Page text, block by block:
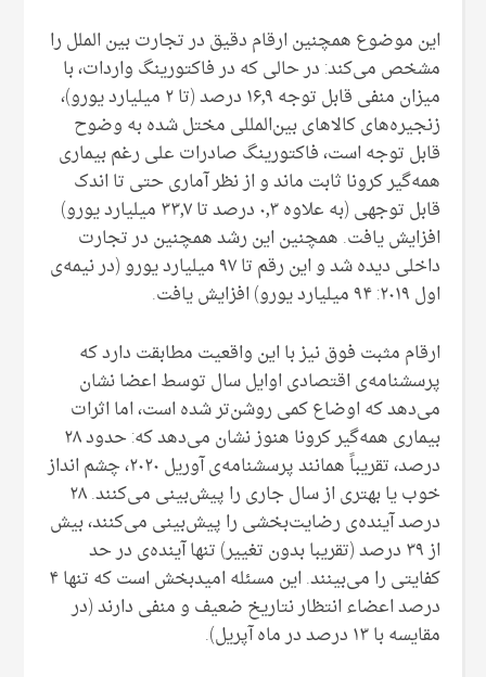
این موضوع همچنین ارقام دقیق در تجارت بین الملل را
مشخص می‌کند: در حالی که در فاکتورینگ واردات، با
میزان منفی قابل توجه ۱۶٫۹ درصد (تا ۲ میلیارد یورو)،
زنجیره‌های کالاهای بین‌المللی مختل شده به وضوح
قابل توجه است، فاکتورینگ صادرات علی رغم بیماری
همه‌گیر کرونا ثابت ماند و از نظر آماری حتی تا اندک
قابل توجهی (به علاوه ۰٫۳ درصد تا ۳۳٫۷ میلیارد یورو)
افزایش یافت. همچنین این رشد همچنین در تجارت
داخلی دیده شد و این رقم تا ۹۷ میلیارد یورو (در نیمه‌ی
اول ۲۰۱۹: ۹۴ میلیارد یورو) افزایش یافت.
ارقام مثبت فوق نیز با این واقعیت مطابقت دارد که
پرسشنامه‌ی اقتصادی اوایل سال توسط اعضا نشان
می‌دهد که اوضاع کمی روشن‌تر شده است، اما اثرات
بیماری همه‌گیر کرونا هنوز نشان می‌دهد که: حدود ۲۸
درصد، تقریباً همانند پرسشنامه‌ی آوریل ۲۰۲۰، چشم انداز
خوب یا بهتری از سال جاری را پیش‌بینی می‌کنند. ۲۸
درصد آینده‌ی رضایت‌بخشی را پیش‌بینی می‌کنند، بیش
از ۳۹ درصد (تقریبا بدون تغییر) تنها آینده‌ی در حد
کفایتی را می‌بینند. این مسئله امیدبخش است که تنها ۴
درصد اعضاء انتظار نتاریخ ضعیف و منفی دارند (در
مقایسه با ۱۳ درصد در ماه آپریل).